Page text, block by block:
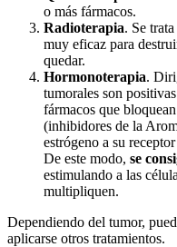
o más fármacos.
Radioterapia. Se
muy eficaz para
quedar.
Hormonoterapia.
tumorales son
fármacos que
(inhibidores de la
estrógeno a su
De este modo, se
estimulando a las
multipliquen.
Dependiendo del tumor,
aplicarse otros tratamientos.